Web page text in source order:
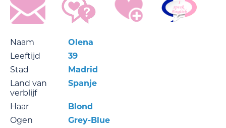
Naam
Olena
Leeftijd
39
Stad
Madrid
Land van
verblijf
Spanje
Haar
Blond
Ogen
Grey-Blue